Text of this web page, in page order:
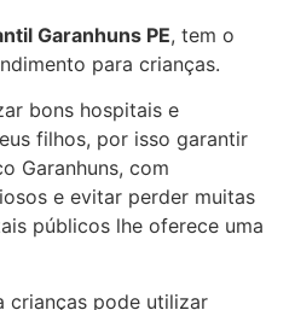
Garanhuns PE, tem o
para crianças.
bons hospitais e
filhos, por isso garantir
Garanhuns, com
e evitar perder muitas
públicos lhe oferece uma
crianças pode utilizar